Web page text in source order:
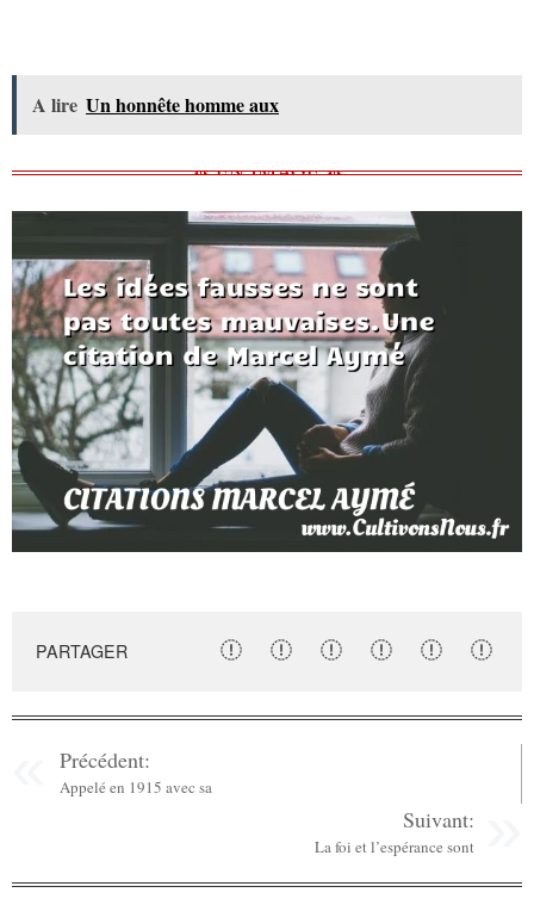
A lire Un honnête homme aux
PARTAGER
Précédent:
Appelé en 1915 avec sa
Suivant:
La foi et l’espérance sont